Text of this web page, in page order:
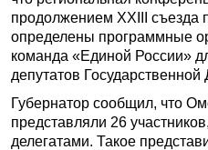
продолжением XXIII съезда
определены программные
команда «Единой России»
депутатов
Губернатор сообщил, что
представляли 26
делегатами. Такое